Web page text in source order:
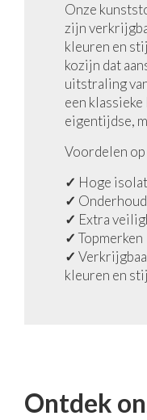
Onze
zijn
kleuren en
kozijn dat
uitstraling
een
eigentijdse,
Voordelen
✓ Hoge
✓
✓ Extra
✓ Topmerken
✓
kleuren en
Ontdek